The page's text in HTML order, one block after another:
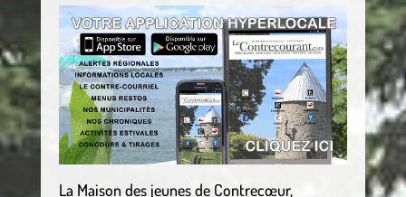
La Maison des jeunes de Contrecœur,